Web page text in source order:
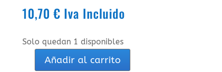
10,70 € Iva Incluido
Solo quedan 1 disponibles
Elasmosaurus
Añadir al carrito